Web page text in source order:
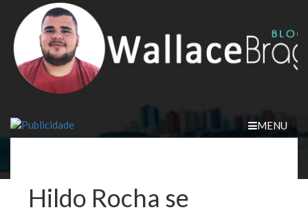
content
MENU
Hildo Rocha se